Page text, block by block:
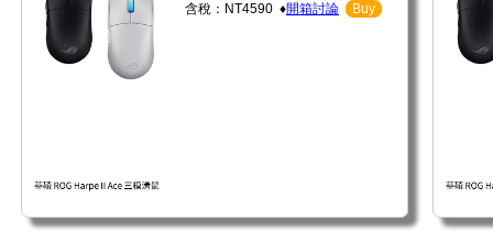
含稅：NT4590 ♦開箱討論 Buy